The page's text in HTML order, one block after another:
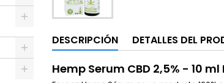
DESCRIPCIÓN DETALLES DEL
Hemp Serum CBD 2,5% - 10 ml